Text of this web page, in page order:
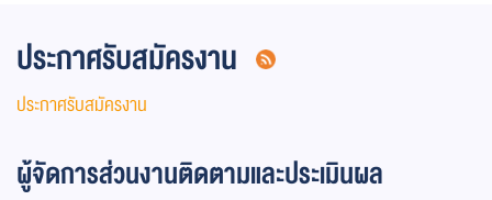
ประกาศรับสมัครงาน
ประกาศรับสมัครงาน
ผู้จัดการส่วนงานติดตามและประเมินผล